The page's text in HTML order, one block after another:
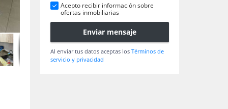
Acepto recibir información sobre
ofertas inmobiliarias
Enviar mensaje
Al enviar tus datos aceptas los Términos de
servicio y privacidad